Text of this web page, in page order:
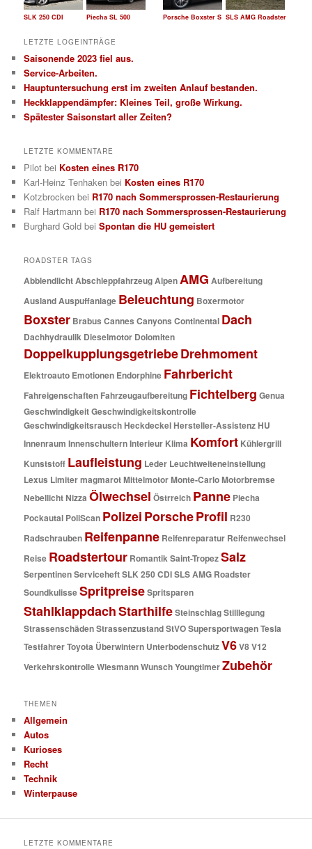
SLK 250 CDI SLS AMG Roadster
Piecha SL 500 Porsche Boxster S
LETZTE LOGEINTRÄGE
Saisonende 2023 fiel aus.
Service-Arbeiten.
Hauptuntersuchung erst im zweiten Anlauf bestanden.
Heckklappendämpfer: Kleines Teil, große Wirkung.
Spätester Saisonstart aller Zeiten?
LETZTE KOMMENTARE
Pilot bei Kosten eines R170
Karl-Heinz Tenhaken bei Kosten eines R170
Kotzbrocken bei R170 nach Sommersprossen-Restaurierung
Ralf Hartmann bei R170 nach Sommersprossen-Restaurierung
Burghard Gold beiSpontan die HU gemeistert
ROADSTER TAGS
AbblendlichtAbschleppfahrzeugAlpenAMG Aufbereitung
AuslandAuspuffanlage Beleuchtung Boxermotor
Boxster Brabus Cannes Canyons Continental Dach
Dachhydraulik Dieselmotor Dolomiten
DoppelkupplungsgetriebeDrehmoment
Elektroauto Emotionen Endorphine Fahrbericht
Fahreigenschaften Fahrzeugaufbereitung Fichtelberg Genua
GeschwindigkeitGeschwindigkeitskontrolle
GeschwindigkeitsrauschHeckdeckelHersteller-AssistenzHU
Innenraum InnenschulternInterieur Klima Komfort Kühlergrill
Kunststoff Laufleistung Leder Leuchtweiteneinstellung
Lexus LimitermagmarotMittelmotorMonte-CarloMotorbremse
NebellichtNizza Ölwechsel Östrreich Panne Piecha
Pockautal PoliScan PolizeiPorscheProfil R230
Radschrauben Reifenpanne Reifenreparatur Reifenwechsel
Reise Roadstertour RomantikSaint-TropezSalz
SerpentinenServiceheftSLK 250 CDISLS AMG Roadster
SoundkulisseSpritpreiseSpritsparen
StahlklappdachStarthilfeSteinschlagStilllegung
StrassenschädenStrassenzustandStVOSupersportwagenTesla
TestfahrerToyota Überwintern UnterbodenschutzV6V8V12
VerkehrskontrolleWiesmannWunschYoungtimerZubehör
THEMEN
Allgemein
Autos
Kurioses
Recht
Technik
Winterpause
LETZTE KOMMENTARE